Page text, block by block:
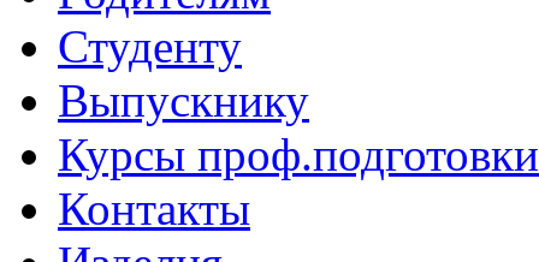
Студенту
Выпускнику
Курсы проф.подготовки
Контакты